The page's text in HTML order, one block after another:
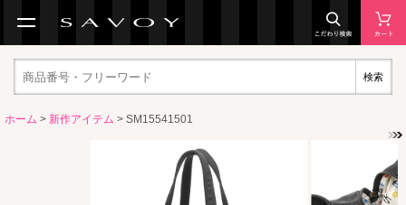
検索
ホーム > 新作アイテム > SM15541501